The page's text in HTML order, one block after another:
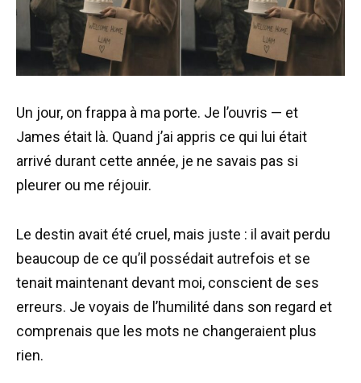
Un jour, on frappa à ma porte. Je l’ouvris — et
James était là. Quand j’ai appris ce qui lui était
arrivé durant cette année, je ne savais pas si
pleurer ou me réjouir.
Le destin avait été cruel, mais juste : il avait perdu
beaucoup de ce qu’il possédait autrefois et se
tenait maintenant devant moi, conscient de ses
erreurs. Je voyais de l’humilité dans son regard et
comprenais que les mots ne changeraient plus
rien.